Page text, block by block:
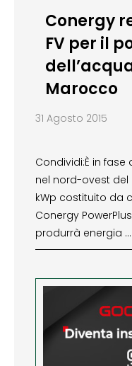
Conergy
FV per il
Marocco
31 Agosto 2015
Condividi:È in
nel nord-ovest del
kWp costituito da
Conergy
produrrà energia …